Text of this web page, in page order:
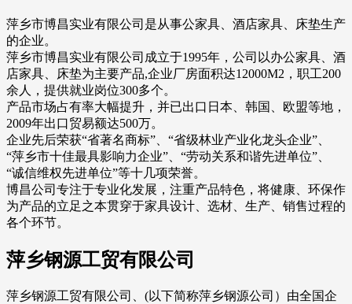
萍乡市博昌实业有限公司是从事公家具、酒店家具、床垫生产
的企业。
萍乡市博昌实业有限公司成立于1995年，公司以办公家具、酒
店家具、床垫为主要产品,企业厂房面积达12000M2，职工200
余人，提供就业岗位300多个。
产品市场占有率大幅提升，并已出口日本、韩国、欧盟等地，
2009年出口贸易额达500万。
企业先后荣获“省著名商标”、“省级林业产业化龙头企业”、
“萍乡市十佳最具影响力企业”、“劳动关系和谐先进单位”、
“诚信维权先进单位”等十几项荣誉。
博昌公司专注于专业化发展，注重产品特色，将健康、环保作
为产品的立足之本贯穿于家具设计、选材、生产、销售过程的
各个环节。
萍乡钢源工贸有限公司
萍乡钢源工贸有限公司、(以下简称萍乡钢源公司）由全国企